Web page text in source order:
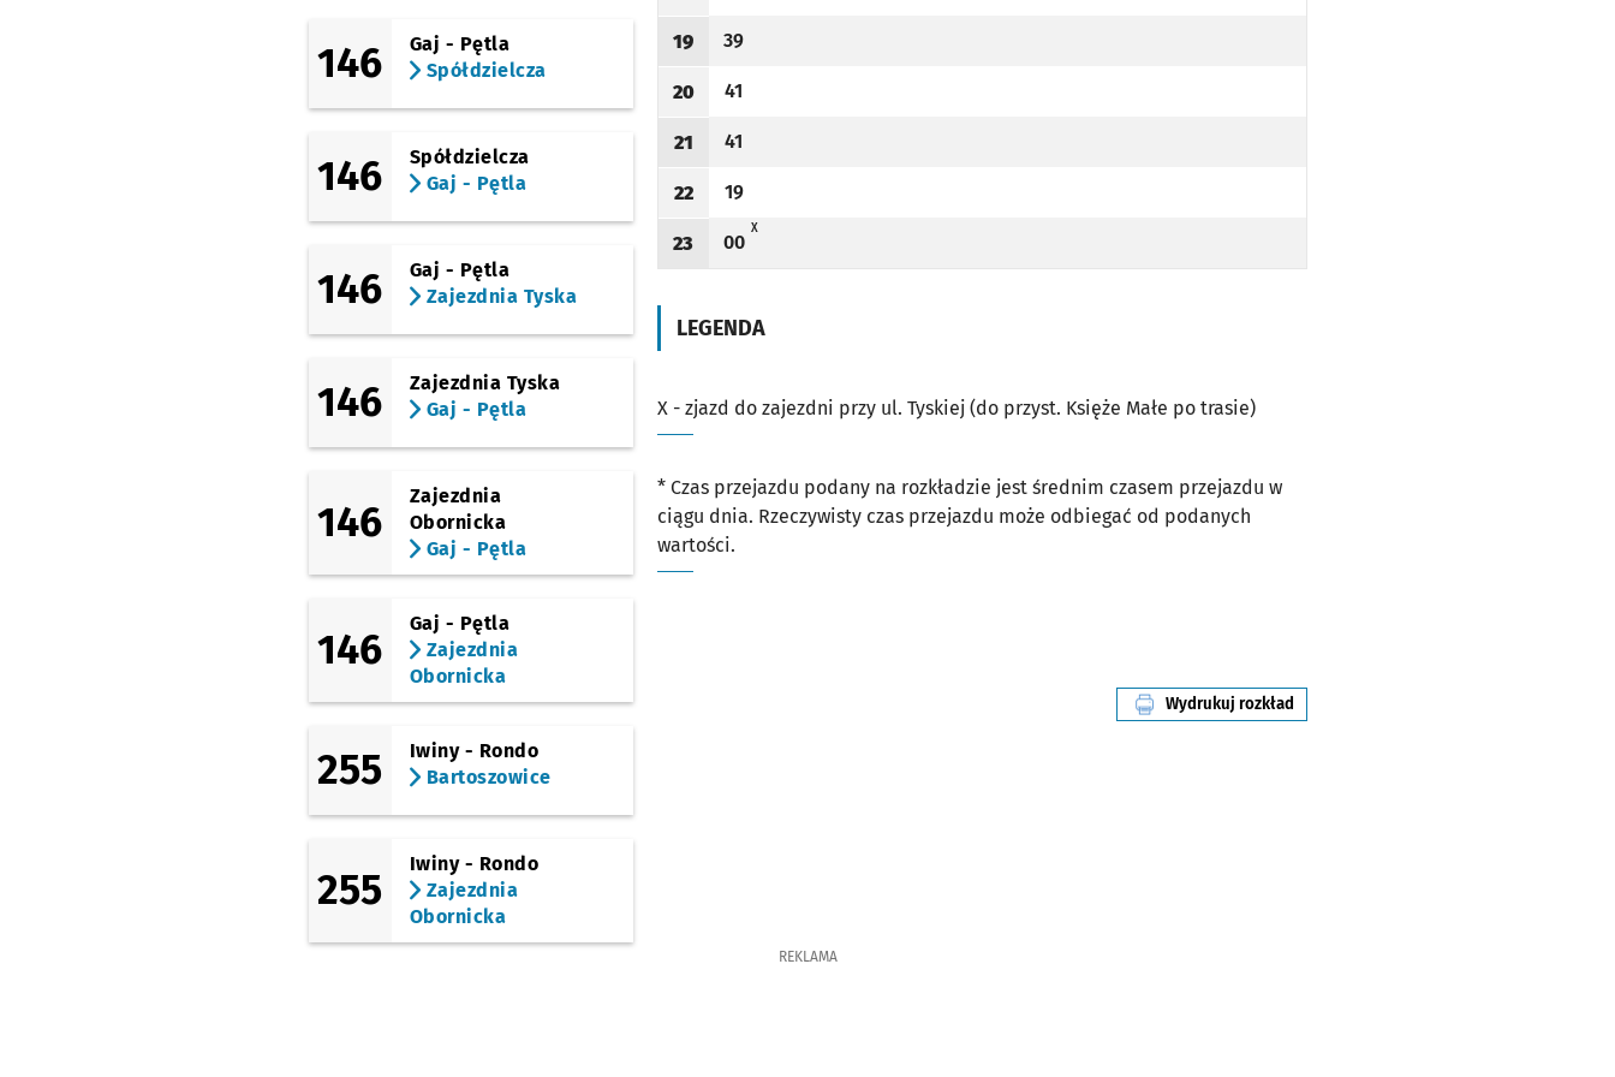
146
Gaj - Pętla
Spółdzielcza
146
Spółdzielcza
Gaj - Pętla
146
Gaj - Pętla
Zajezdnia Tyska
146
Zajezdnia Tyska
Gaj - Pętla
146
Zajezdnia
Obornicka
Gaj - Pętla
146
Gaj - Pętla
Zajezdnia
Obornicka
255
Iwiny - Rondo
Bartoszowice
255
Iwiny - Rondo
Zajezdnia
Obornicka
Godzina odjazdu
19
Odjazd
39
minut po godzinie 19
Godzina odjazdu
20
Odjazd
41
minut po godzinie 20
Godzina odjazdu
21
Odjazd
41
minut po godzinie 21
Godzina odjazdu
22
Odjazd
19
minut po godzinie 22
Godzina odjazdu
23
Odjazd
00
minut po godzinie 23
XX - ZJAZD DO ZAJEZDNI PRZY UL. TYSKIEJ (DO PRZYST. KSIĘŻE MAŁE PO TRASIE)
LEGENDA
X - zjazd do zajezdni przy ul. Tyskiej (do przyst. Księże Małe po trasie)
* Czas przejazdu podany na rozkładzie jest średnim czasem przejazdu w
ciągu dnia. Rzeczywisty czas przejazdu może odbiegać od podanych
wartości.
Wydrukuj rozkład
linii nr 100
REKLAMA